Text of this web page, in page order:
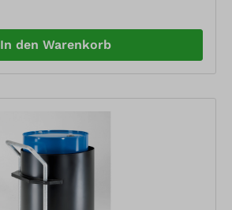
In den Warenkorb